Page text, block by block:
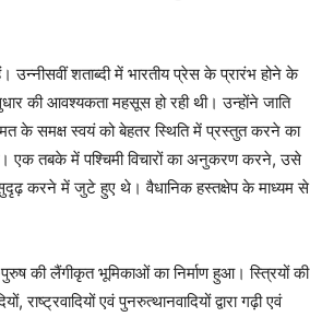
उन्नीसवीं शताब्दी में भारतीय प्रेस के प्रारंभ होने के
की आवश्यकता महसूस हो रही थी। उन्होंने जाति
के समक्ष स्वयं को बेहतर स्थिति में प्रस्तुत करने का
एक तबके में पश्चिमी विचारों का अनुकरण करने, उसे
करने में जुटे हुए थे। वैधानिक हस्तक्षेप के माध्यम से
की लैंगीकृत भूमिकाओं का निर्माण हुआ। स्त्रियों की
एवं पुनरुत्थानवादियों द्वारा गढ़ी एवं